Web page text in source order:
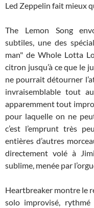
Led Zeppelin fait mieux
The Lemon Song
subtiles, une des
man" de Whole Lotta
citron jusqu’à ce que le
ne pourrait détourner
invraisemblable tout
apparemment tout
pour laquelle on ne
c’est l’emprunt très
entières d’autres
directement volé à
sublime, menée par
Heartbreaker montre le
solo improvisé, rythmé